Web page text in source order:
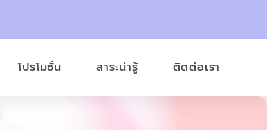
โปรโมชั่น สาระน่ารู้ ติดต่อเรา